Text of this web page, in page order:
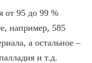
от 95 до 99 %
например, 585
а остальное –
и т.д.